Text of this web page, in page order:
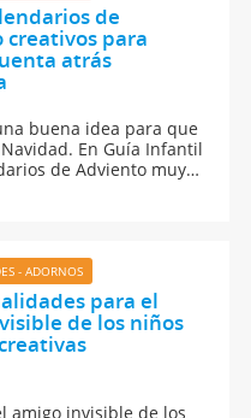
de
creativos para
atrás
buena idea para que
En Guía Infantil
de Adviento muy
con
recetas, cuentos,
- ADORNOS
para el
de los niños
amigo invisible de los